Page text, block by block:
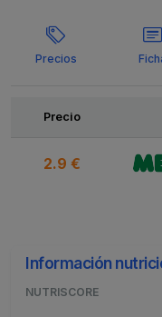
Precios
Ofertas
Precio
2.9 €
Información
NUTRISCORE